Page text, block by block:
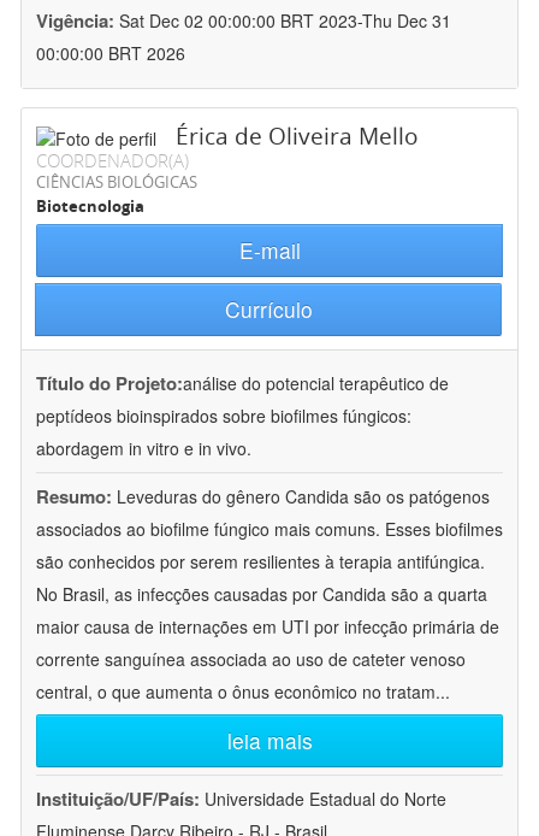
Vigência: Sat Dec 02 00:00:00 BRT 2023-Thu Dec 31
00:00:00 BRT 2026
Érica de Oliveira Mello
COORDENADOR(A)
CIÊNCIAS BIOLÓGICAS
Biotecnologia
E-mail
Currículo
Título do Projeto:análise do potencial terapêutico de
peptídeos bioinspirados sobre biofilmes fúngicos:
abordagem in vitro e in vivo.
Resumo: Leveduras do gênero Candida são os patógenos
associados ao biofilme fúngico mais comuns. Esses biofilmes
são conhecidos por serem resilientes à terapia antifúngica.
No Brasil, as infecções causadas por Candida são a quarta
maior causa de internações em UTI por infecção primária de
corrente sanguínea associada ao uso de cateter venoso
central, o que aumenta o ônus econômico no tratam...
leia mais
Instituição/UF/País: Universidade Estadual do Norte